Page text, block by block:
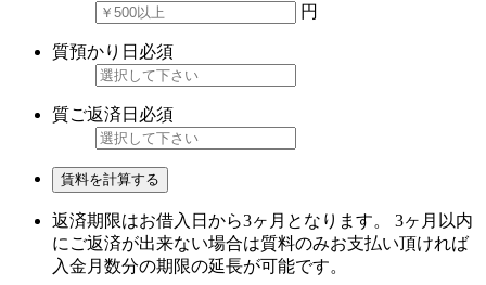
円
質預かり日 必須
質ご返済日 必須
賃料を計算する
返済期限はお借入日から3ヶ月となります。 3ヶ月以内
にご返済が出来ない場合は質料のみお支払い頂ければ
入金月数分の期限の延長が可能です。